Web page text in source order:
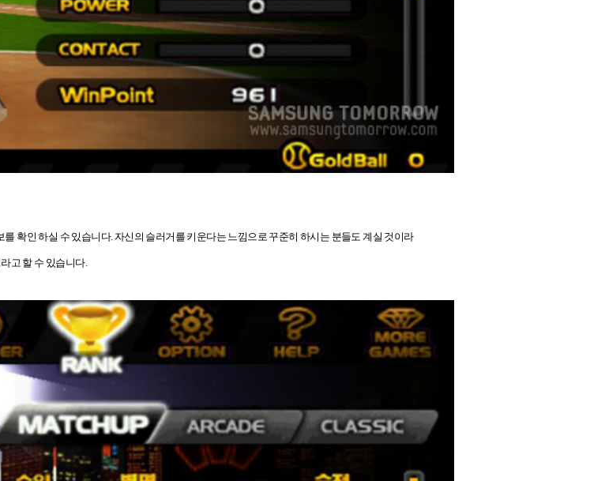
확인 하실 수 있습니다. 자신의 슬러거를 키운다는 느낌으로 꾸준히 하시는 분들도 계실 것이라
고 할 수 있습니다.